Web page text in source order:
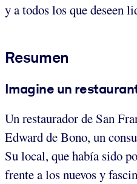
y a todos los que deseen
Resumen
Imagine un
Un restaurador de San
Edward de Bono, un
Su local, que había sido
frente a los nuevos y